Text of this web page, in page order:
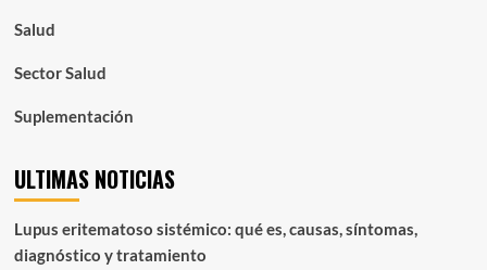
Salud
Sector Salud
Suplementación
ULTIMAS NOTICIAS
Lupus eritematoso sistémico: qué es, causas, síntomas,
diagnóstico y tratamiento